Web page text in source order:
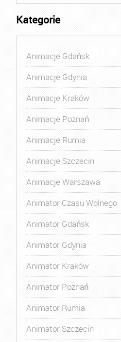
Kategorie
Animacje Gdańsk
Animacje Gdynia
Animacje Kraków
Animacje Poznań
Animacje Rumia
Animacje Szczecin
Animacje Warszawa
Animator Czasu Wolnego
Animator Gdańsk
Animator Gdynia
Animator Kraków
Animator Poznań
Animator Rumia
Animator Szczecin